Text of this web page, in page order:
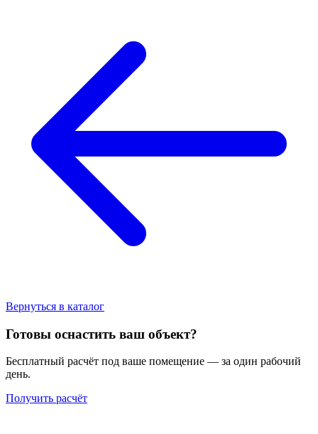
Вернуться в каталог
Готовы оснастить ваш объект?
Бесплатный расчёт под ваше помещение — за один рабочий
день.
Получить расчёт